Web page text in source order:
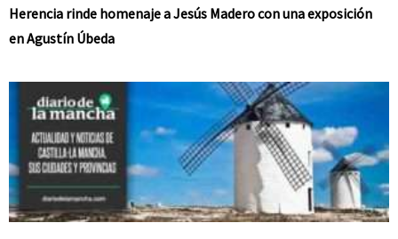
Herencia rinde homenaje a Jesús Madero con una exposición
en Agustín Úbeda